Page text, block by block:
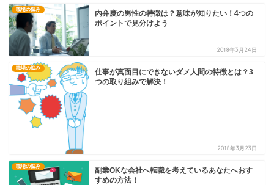
職場の悩み
内弁慶の男性の特徴は？意味が知りたい！4つの
ポイントで見分けよう
2018年3月24日
職場の悩み
仕事が真面目にできないダメ人間の特徴とは？3
つの取り組みで解決！
2018年3月23日
職場の悩み
副業OKな会社へ転職を考えているあなたへおす
すめの方法！